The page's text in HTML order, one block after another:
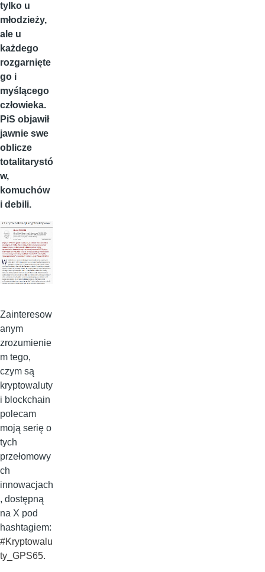
tylko u
młodzieży,
ale u
każdego
rozgarnięte
go i
myślącego
człowieka.
PiS objawił
jawnie swe
oblicze
totalitarystó
w,
komuchów
i debili.
Zainteresow
anym
zrozumienie
m tego,
czym są
kryptowaluty
i blockchain
polecam
moją serię o
tych
przełomowy
ch
innowacjach
, dostępną
na X pod
hashtagiem:
#Kryptowalu
ty_GPS65.